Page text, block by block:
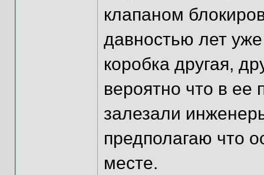
клапаном
давностью лет
коробка другая,
вероятно что в ее
залезали
предполагаю что
месте.